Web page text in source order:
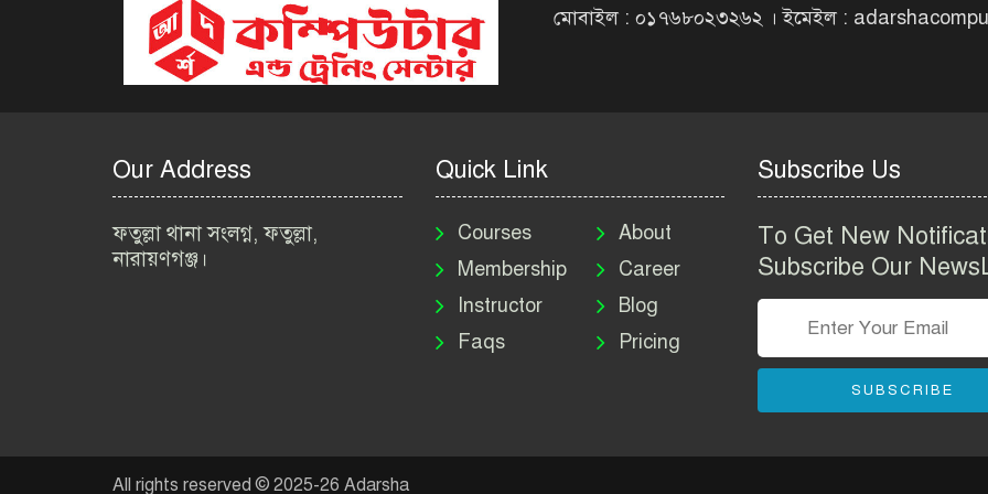
মোবাইল : ০১৭৬৮০২৩২৬২ । ইমেইল :
Our Address
ফতুল্লা থানা সংলগ্ন, ফতুল্লা,
নারায়ণগঞ্জ।
Quick Link
Courses
Membership
Instructor
Faqs
About
Career
Blog
Pricing
Subscribe Us
To Get New
Subscribe Our
SUBSCRIBE
All rights reserved © 2025-26 Adarsha